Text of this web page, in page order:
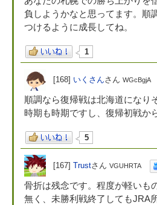
負しようかなと思ってます。順
つけるように成長してね。
1
[168] いくさんさん WGcBgjA
順調なら復帰戦は北海道になり
時期も時期ですし、復帰初戦か
5
[167] Trustさん VGUHRTA
骨折は残念です。程度が軽いも
無く、未勝利戦終了してもJRA